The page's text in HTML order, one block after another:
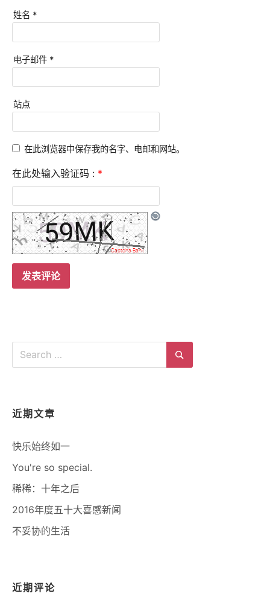
姓名 *
电子邮件 *
站点
在此浏览器中保存我的名字、电邮和网站。
在此处输入验证码 : *
Search
Search
近期文章
快乐始终如一
You're so special.
稀稀：十年之后
2016年度五十大喜感新闻
不妥协的生活
近期评论